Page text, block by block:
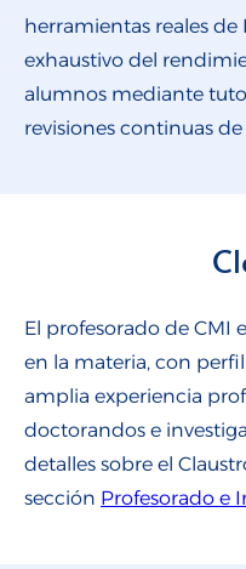
herramientas reales
exhaustivo del
alumnos mediante
revisiones continuas
El profesorado de CMI
en la materia, con
amplia experiencia
doctorandos e
detalles sobre el
sección Profesorado e